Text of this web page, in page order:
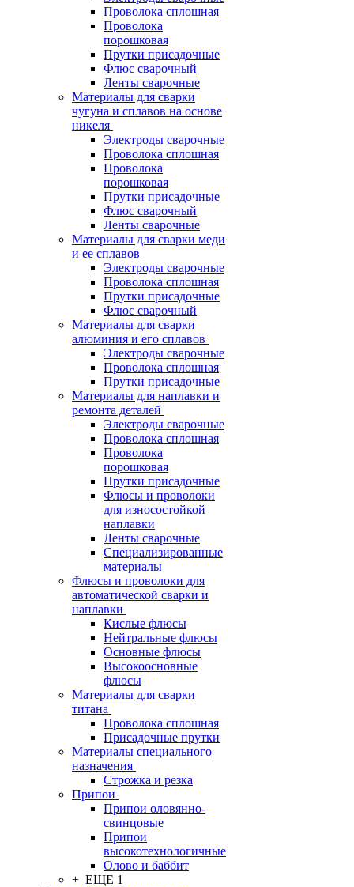
Проволока сплошная
Проволока
порошковая
Прутки присадочные
Флюс сварочный
Ленты сварочные
Материалы для сварки
чугуна и сплавов на основе
никеля
Электроды сварочные
Проволока сплошная
Проволока
порошковая
Прутки присадочные
Флюс сварочный
Ленты сварочные
Материалы для сварки меди
и ее сплавов
Электроды сварочные
Проволока сплошная
Прутки присадочные
Флюс сварочный
Материалы для сварки
алюминия и его сплавов
Электроды сварочные
Проволока сплошная
Прутки присадочные
Материалы для наплавки и
ремонта деталей
Электроды сварочные
Проволока сплошная
Проволока
порошковая
Прутки присадочные
Флюсы и проволоки
для износостойкой
наплавки
Ленты сварочные
Специализированные
материалы
Флюсы и проволоки для
автоматической сварки и
наплавки
Кислые флюсы
Нейтральные флюсы
Основные флюсы
Высокоосновные
флюсы
Материалы для сварки
титана
Проволока сплошная
Присадочные прутки
Материалы специального
назначения
Строжка и резка
Припои
Припои оловянно-
свинцовые
Припои
высокотехнологичные
Олово и баббит
+ ЕЩЕ 1